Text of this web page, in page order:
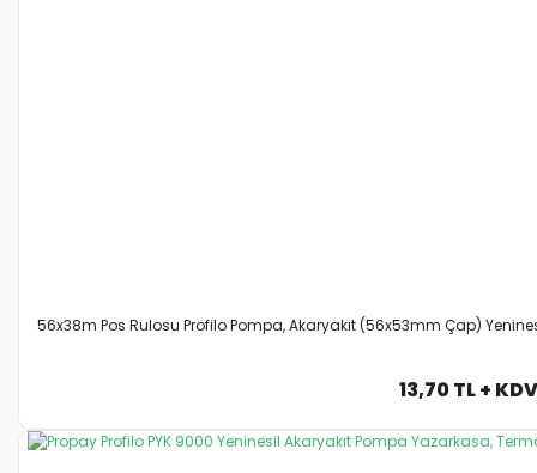
56x38m Pos Rulosu Profilo Pompa, Akaryakıt (56x53mm Çap)
13,70 TL + KDV